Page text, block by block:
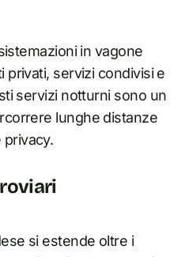
in vagone
privati, servizi condivisi e
servizi notturni sono un
lunghe distanze
si estende oltre i